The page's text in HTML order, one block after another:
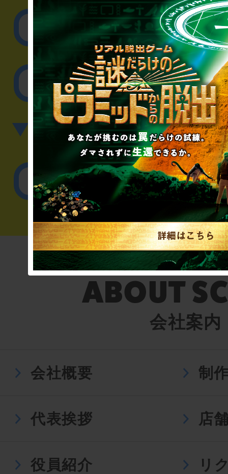
取材に関するお
その他のご相談／
▼英語、中国語でのお問
English／
会社案内
会社概要 制
代表挨拶 店
役員紹介 リ